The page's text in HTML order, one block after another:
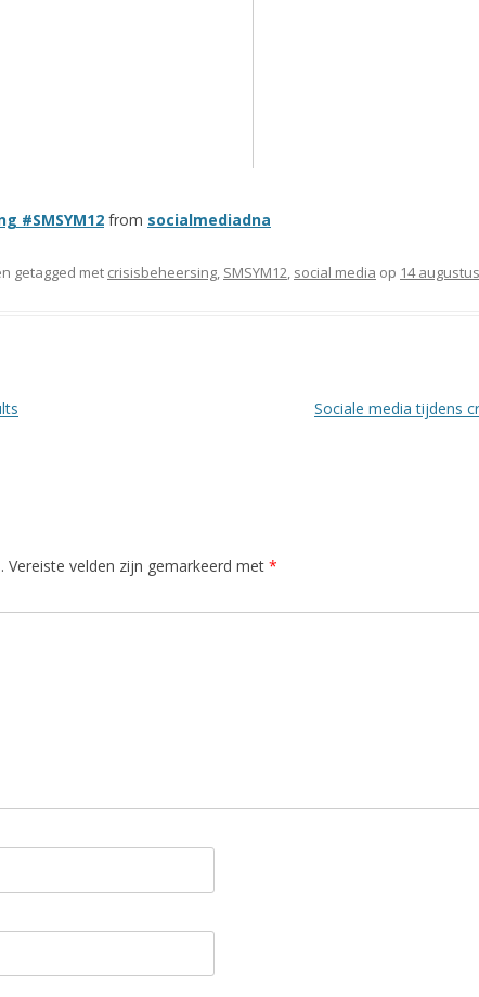
#SMSYM12 from socialmediadna
getagged met crisisbeheersing, SMSYM12, social media op 14
Sociale media tijdens
Vereiste velden zijn gemarkeerd met *